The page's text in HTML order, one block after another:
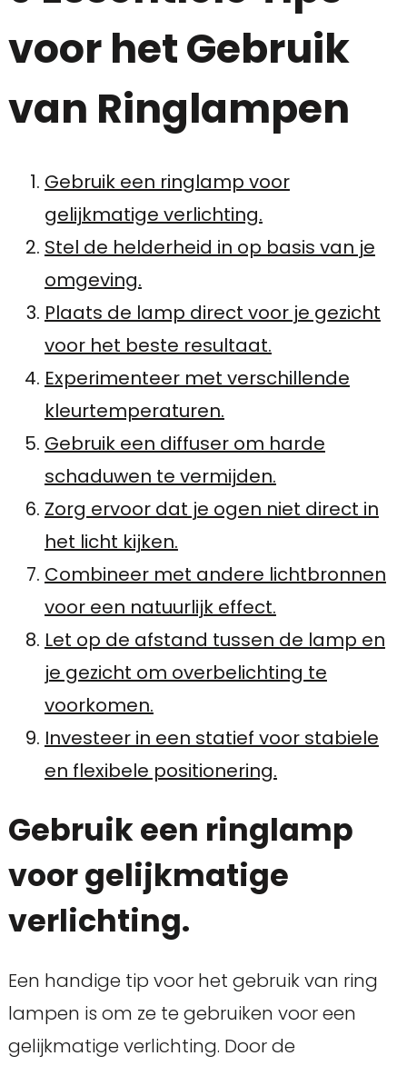
voor het Gebruik
van Ringlampen
Gebruik een ringlamp voor
gelijkmatige verlichting.
Stel de helderheid in op basis van je
omgeving.
Plaats de lamp direct voor je gezicht
voor het beste resultaat.
Experimenteer met verschillende
kleurtemperaturen.
Gebruik een diffuser om harde
schaduwen te vermijden.
Zorg ervoor dat je ogen niet direct in
het licht kijken.
Combineer met andere lichtbronnen
voor een natuurlijk effect.
Let op de afstand tussen de lamp en
je gezicht om overbelichting te
voorkomen.
Investeer in een statief voor stabiele
en flexibele positionering.
Gebruik een ringlamp
voor gelijkmatige
verlichting.
Een handige tip voor het gebruik van ring
lampen is om ze te gebruiken voor een
gelijkmatige verlichting. Door de